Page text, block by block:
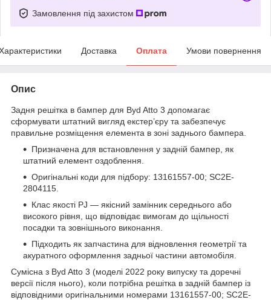
Замовлення під захистом
Доставка Оплата Умови повернення
Опис
Задня решітка в бампер для Byd Atto 3 допомагає
сформувати штатний вигляд екстер’єру та забезпечує
правильне розміщення елемента в зоні заднього бампера.
Призначена для встановлення у задній бампер, як
штатний елемент оздоблення.
Оригінальні коди для підбору: 13161557-00; SC2E-
2804115.
Клас якості PJ — якісний замінник середнього або
високого рівня, що відповідає вимогам до щільності
посадки та зовнішнього виконання.
Підходить як запчастина для відновлення геометрії та
акуратного оформлення задньої частини автомобіля.
Сумісна з Byd Atto 3 (моделі 2022 року випуску та доречні
версії після нього), коли потрібна решітка в задній бампер із
відповідними оригінальними номерами 13161557-00; SC2E-